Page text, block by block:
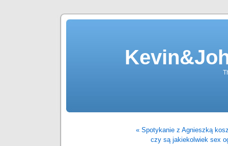
« Spotykanie z Agnieszką
czy są jakiekolwiek sex